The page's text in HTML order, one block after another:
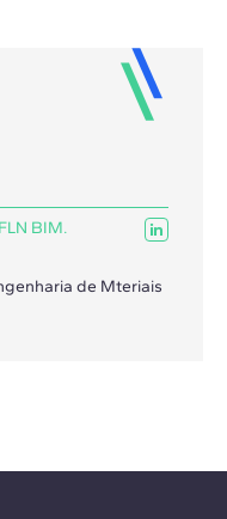
BIM.
de Mteriais